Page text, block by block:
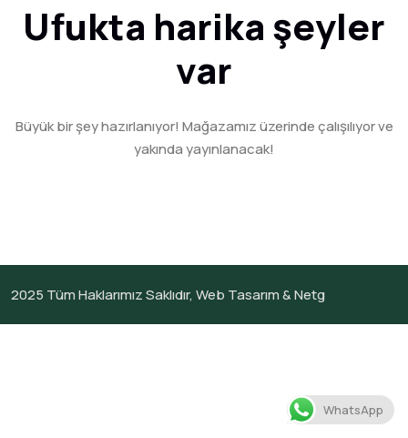
Ufukta harika şeyler
var
Büyük bir şey hazırlanıyor! Mağazamız üzerinde çalışılıyor ve
yakında yayınlanacak!
2025 Tüm Haklarımız Saklıdır,Web Tasarım &Netg
WhatsApp